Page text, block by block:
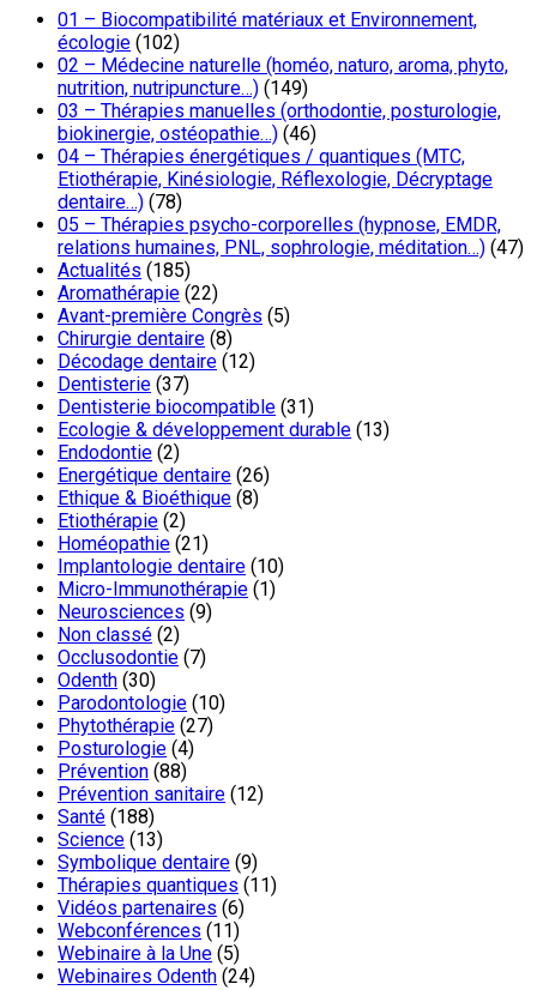
01 – Biocompatibilité matériaux et Environnement,
écologie (102)
02 – Médecine naturelle (homéo, naturo, aroma, phyto,
nutrition, nutripuncture…) (149)
03 – Thérapies manuelles (orthodontie, posturologie,
biokinergie, ostéopathie…) (46)
04 – Thérapies énergétiques / quantiques (MTC,
Etiothérapie, Kinésiologie, Réflexologie, Décryptage
dentaire…) (78)
05 – Thérapies psycho-corporelles (hypnose, EMDR,
relations humaines, PNL, sophrologie, méditation…) (47)
Actualités (185)
Aromathérapie (22)
Avant-première Congrès (5)
Chirurgie dentaire (8)
Décodage dentaire (12)
Dentisterie (37)
Dentisterie biocompatible (31)
Ecologie & développement durable (13)
Endodontie (2)
Energétique dentaire (26)
Ethique & Bioéthique (8)
Etiothérapie (2)
Homéopathie (21)
Implantologie dentaire (10)
Micro-Immunothérapie (1)
Neurosciences (9)
Non classé (2)
Occlusodontie (7)
Odenth (30)
Parodontologie (10)
Phytothérapie (27)
Posturologie (4)
Prévention (88)
Prévention sanitaire (12)
Santé (188)
Science (13)
Symbolique dentaire (9)
Thérapies quantiques (11)
Vidéos partenaires (6)
Webconférences (11)
Webinaire à la Une (5)
Webinaires Odenth (24)